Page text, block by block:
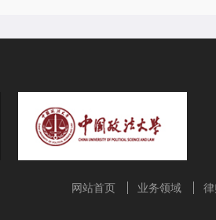
网站首页 业务领域